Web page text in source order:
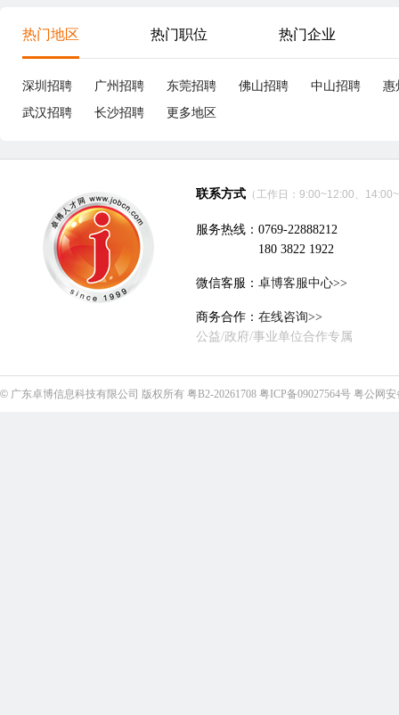
热门地区 热门职位 热门企业
深圳招聘 广州招聘 东莞招聘 佛山招聘 中山招聘
惠
武汉招聘
长沙招聘 更多地区
联系方式 （工作日：9:00~12:00、
服务热线：0769-22888212
180 3822 1922
微信客服： 卓博客服中心>>
商务合作： 在线咨询>>
公益/政府/事业单位合作专属
© 广东卓博信息科技有限公司 版权所有 粤B2-20261708 粤ICP备09027564号 粤公网安